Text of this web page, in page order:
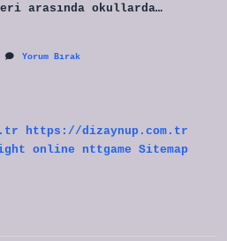
​​arasında okullarda…
Yorum Bırak
https://dizaynup.com.tr
online nttgame Sitemap